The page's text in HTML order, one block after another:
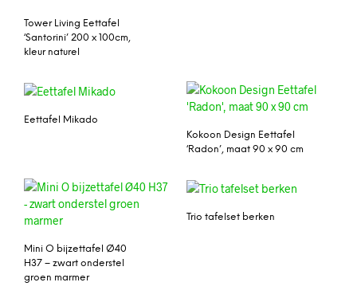
Tower Living Eettafel
‘Santorini’ 200 x 100cm,
kleur naturel
Eettafel Mikado
Kokoon Design Eettafel
‘Radon’, maat 90 x 90 cm
Mini O bijzettafel Ø40
H37 – zwart onderstel
groen marmer
Trio tafelset berken